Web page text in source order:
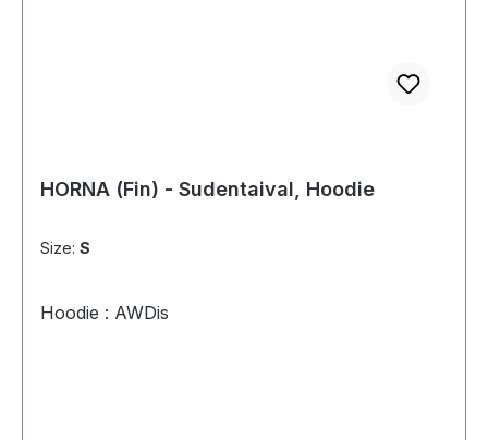
HORNA (Fin) - Sudentaival, Hoodie
Size: S
Hoodie : AWDis